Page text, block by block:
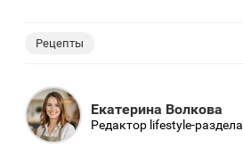
Рецепты
Екатерина Волкова
Редактор lifestyle-раздела